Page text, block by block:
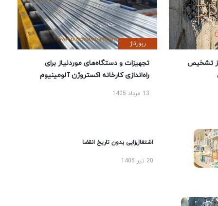
تشخیص
رپورتاژ
تجهیزات و دستگاه‌های موردنیاز برای
راه‌اندازی کارخانه اکستروژن آلومینیوم
13 مرداد 1405
اشتغال‌زایی بدون تاریخ انقضا
20 تیر 1405